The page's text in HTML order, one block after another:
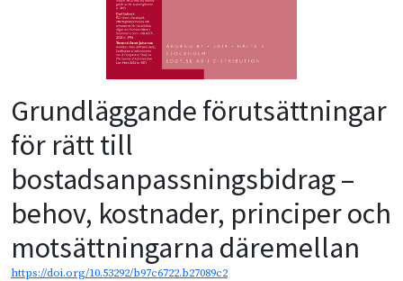
Grundläggande förutsättningar
för rätt till
bostadsanpassningsbidrag –
behov, kostnader, principer och
motsättningarna däremellan
https://doi.org/10.53292/b97c6722.b27089c2